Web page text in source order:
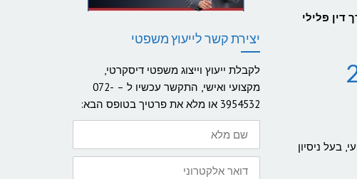
פלילי
24/7
בעל ניסיון
יצירת קשר לייעוץ משפטי
לקבלת ייעוץ וייצוג משפטי דיסקרטי,
מקצועי ואישי, התקשר עכשיו ל – 072-
3954532 או מלא את פרטיך בטופס הבא:
שם
מלא
דואר
אלקטרוני